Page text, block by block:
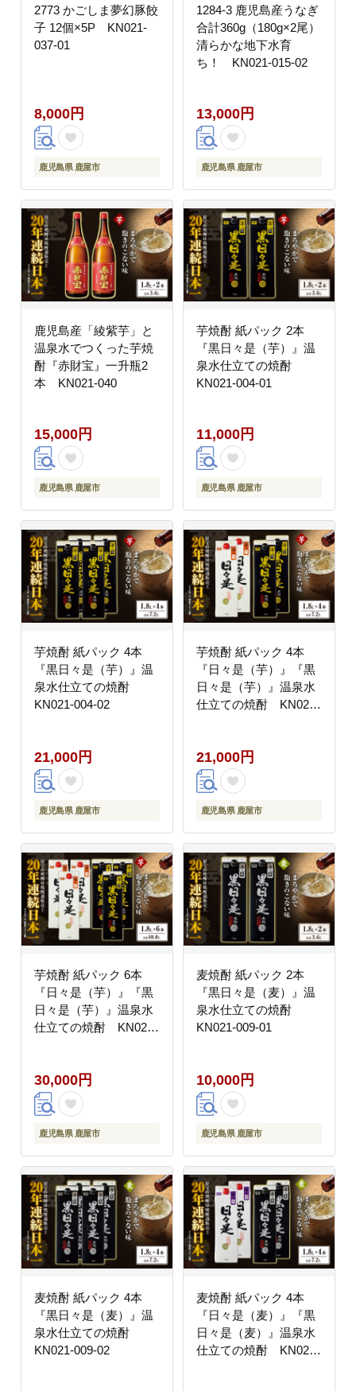
2773 かごしま夢幻豚餃
子 12個×5P KN021-
037-01
8,000円
鹿児島県 鹿屋市
1284-3 鹿児島産うなぎ
合計360g（180g×2尾）
清らかな地下水育
ち！ KN021-015-02
13,000円
鹿児島県 鹿屋市
鹿児島産「綾紫芋」と
温泉水でつくった芋焼
酎『赤財宝』一升瓶2
本 KN021-040
15,000円
鹿児島県 鹿屋市
芋焼酎 紙パック 2本
『黒日々是（芋）』温
泉水仕立ての焼酎
KN021-004-01
11,000円
鹿児島県 鹿屋市
芋焼酎 紙パック 4本
『黒日々是（芋）』温
泉水仕立ての焼酎
KN021-004-02
21,000円
鹿児島県 鹿屋市
芋焼酎 紙パック 4本
『日々是（芋）』『黒
日々是（芋）』温泉水
仕立ての焼酎 KN021-
21,000円
鹿児島県 鹿屋市
芋焼酎 紙パック 6本
『日々是（芋）』『黒
日々是（芋）』温泉水
仕立ての焼酎 KN021-
30,000円
鹿児島県 鹿屋市
麦焼酎 紙パック 2本
『黒日々是（麦）』温
泉水仕立ての焼酎
KN021-009-01
10,000円
鹿児島県 鹿屋市
麦焼酎 紙パック 4本
『黒日々是（麦）』温
泉水仕立ての焼酎
KN021-009-02
麦焼酎 紙パック 4本
『日々是（麦）』『黒
日々是（麦）』温泉水
仕立ての焼酎 KN021-